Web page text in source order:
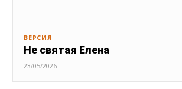
ВЕРСИЯ
Не святая Елена
23/05/2026